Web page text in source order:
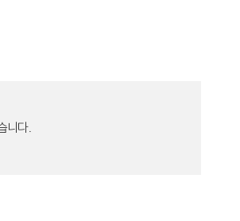
니다.